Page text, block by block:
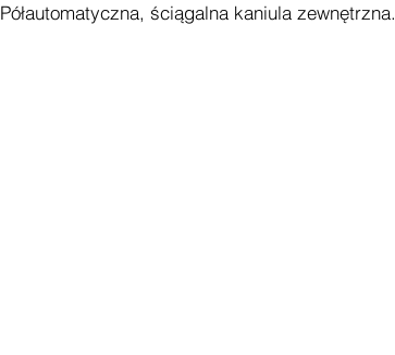
Półautomatyczna, ściągalna kaniula zewnętrzna.